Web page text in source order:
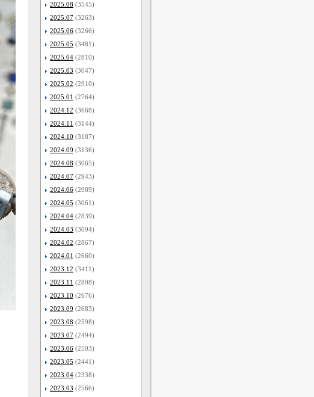
2025.08 (3545)
2025.07 (3263)
2025.06 (3266)
2025.05 (3481)
2025.04 (2810)
2025.03 (3047)
2025.02 (2910)
2025.01 (2764)
2024.12 (3668)
2024.11 (3144)
2024.10 (3187)
2024.09 (3136)
2024.08 (3065)
2024.07 (2943)
2024.06 (2989)
2024.05 (3061)
2024.04 (2839)
2024.03 (3094)
2024.02 (2867)
2024.01 (2660)
2023.12 (3411)
2023.11 (2808)
2023.10 (2676)
2023.09 (2683)
2023.08 (2598)
2023.07 (2494)
2023.06 (2503)
2023.05 (2441)
2023.04 (2338)
2023.03 (2566)